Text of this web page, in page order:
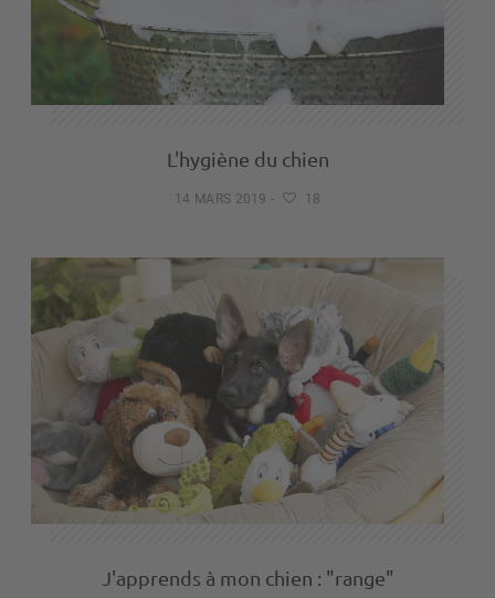
L'hygiène du chien
14 MARS 2019 - 18
J'apprends à mon chien : "range"